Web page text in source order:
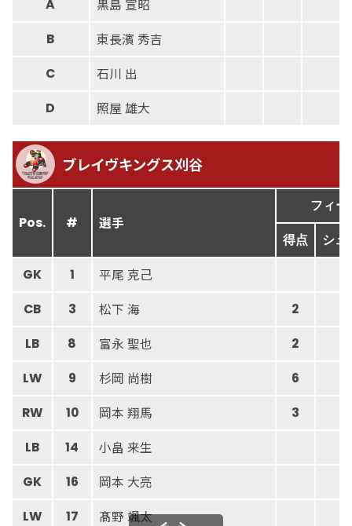
A 黒島 宣昭
B 東長濱 秀吉
C 石川 出
D 照屋 雄大
ブレイヴキングス刈谷
Pos. # 選手
フィー
得点 シュ
GK 1 平尾 克己
CB 3 松下 海 2
LB 8 富永 聖也 2
LW 9 杉岡 尚樹 6
RW 10 岡本 翔馬 3
LB 14 小畠 来生
GK 16 岡本 大亮
LW 17 髙野 颯太